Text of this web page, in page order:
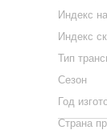
Индекс
Индекс
Тип
Сезон
Год
Страна